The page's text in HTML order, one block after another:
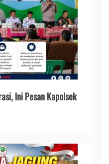
Ini Pesan Kapolsek